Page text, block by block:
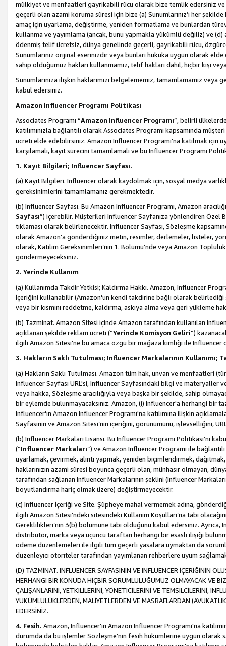
mülkiyet ve menfaatleri gayrikabili rücu olarak bize temlik edersiniz ve
geçerli olan azami koruma süresi için bize (a) Sunumlarınız’ı her
amaç için uyarlama, değiştirme, yeniden formatlama ve bunlardan türev
kullanma ve yayımlama (ancak, bunu yapmakla yükümlü değiliz) ve
ödenmiş telif ücretsiz, dünya genelinde geçerli, gayrikabili rücu,
Sunumlarınız orijinal eserinizdir veya bunları hukuka uygun olarak
sahip olduğumuz hakları kullanmamız, telif hakları dahil, hiçbir kişi
Sunumlarınıza ilişkin haklarımızı belgelememiz, tamamlamamız
kabul edersiniz.
Amazon Influencer Programı Politikası
Associates Programı “Amazon Influencer Programı”, belirli
katılımınızla bağlantılı olarak Associates Programı kapsamında
ücreti elde edebilirsiniz. Amazon Influencer Programı'na katılmak için
karşılamalı, kayıt sürecini tamamlamalı ve bu Influencer Programı
1. Kayıt Bilgileri; Influencer Sayfası.
(a) Kayıt Bilgileri. Influencer olarak kaydolmak için, sosyal medya
gereksinimlerini tamamlamanız gerekmektedir.
(b) Influencer Sayfası. Bu Amazon Influencer Programı, Amazon
Sayfası”) içerebilir. Müşterileri Influencer Sayfanıza yönlendiren Özel
tıklaması olarak belirlenecektir. Influencer Sayfası, Sözleşme
olarak Amazon'a gönderdiğiniz metin, resimler, derlemeler, listeler,
olarak, Katılım Gereksinimleri’nin 1. Bölümü’nde veya Amazon
göndermeyeceksiniz.
2. Yerinde Kullanım
(a) Kullanımda Takdir Yetkisi; Kaldırma Hakkı. Amazon, Influencer
İçeriğini kullanabilir (Amazon'un kendi takdirine bağlı olarak belirlediği
veya bir kısmını reddetme, kaldırma, askıya alma veya geri yükleme
(b) Tazminat. Amazon Sitesi içinde Amazon tarafından kullanılan
açıklanan şekilde reklam ücreti (“Yerinde Komisyon Geliri”)
ilgili Amazon Sitesi’ne bu amaca özgü bir mağaza kimliği ile Influencer
3. Hakların Saklı Tutulması; Influencer Markalarının Kullanımı;
(a) Hakların Saklı Tutulması. Amazon tüm hak, unvan ve menfaatleri
Influencer Sayfası URL'si, Influencer Sayfasındaki bilgi ve materyaller
veya hakka, Sözleşme aracılığıyla veya başka bir şekilde, sahip
bir eylemde bulunmayacaksınız. Amazon, (i) Influencer'a herhangi bir
Influencer'ın Amazon Influencer Programı'na katılımına ilişkin
Sayfasının ve Amazon Sitesi’nin içeriğini, görünümünü, işlevselliğini,
(b) Influencer Markaları Lisansı. Bu Influencer Programı Politikası’nı
(“Influencer Markaları”) ve Amazon Influencer Programı ile
uyarlamak, çevirmek, alıntı yapmak, yeniden biçimlendirmek,
haklarınızın azami süresi boyunca geçerli olan, münhasır olmayan,
tarafından sağlanan Influencer Markalarının şeklini (Influencer
boyutlandırma hariç olmak üzere) değiştirmeyecektir.
(c) Influencer İçeriği ve Site. Şüpheye mahal vermemek adına,
ilgili Amazon Sitesi’ndeki sitesindeki Kullanım Koşulları’na tabi
Gereklilikleri’nin 3(b) bölümüne tabi olduğunu kabul edersiniz. Ayrıca,
distribütör, marka veya üçüncü taraftan herhangi bir esaslı ilişiği
ödeme düzenlemeleri ile ilgili tüm geçerli yasalara uymaktan da
düzenleyici otoriteler tarafından yayımlanan rehberlere uyum
(D) TAZMİNAT. INFLUENCER SAYFASININ VE INFLUENCER İÇERİĞİNİN
HERHANGİ BİR KONUDA HİÇBİR SORUMLULUĞUMUZ OLMAYACAK VE
ÇALIŞANLARINI, YETKİLİLERİNİ, YÖNETİCİLERİNİ VE TEMSİLCİLERİNİ,
YÜKÜMLÜLÜKLERDEN, MALİYETLERDEN VE MASRAFLARDAN
EDERSİNİZ.
4. Fesih. Amazon, Influencer'ın Amazon Influencer Programı'na
durumda da bu işlemler Sözleşme’nin fesih hükümlerine uygun olarak